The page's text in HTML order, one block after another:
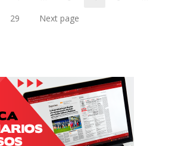
29 Next page